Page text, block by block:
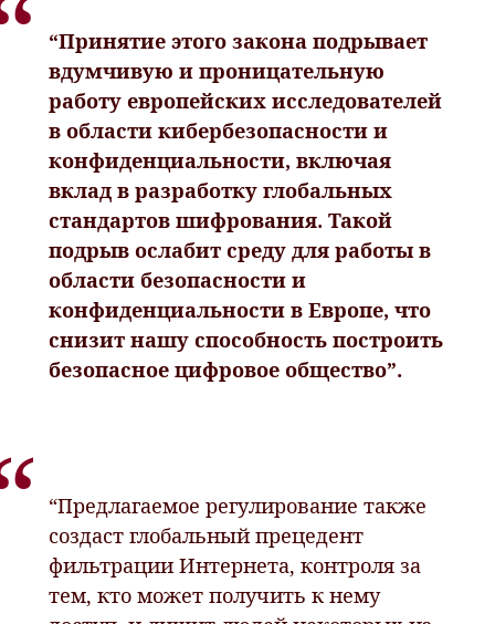
“Принятие этого закона подрывает
вдумчивую и проницательную
работу европейских исследователей
в области кибербезопасности и
конфиденциальности, включая
вклад в разработку глобальных
стандартов шифрования. Такой
подрыв ослабит среду для работы в
области безопасности и
конфиденциальности в Европе, что
снизит нашу способность построить
безопасное цифровое общество”.
“Предлагаемое регулирование также
создаст глобальный прецедент
фильтрации Интернета, контроля за
тем, кто может получить к нему